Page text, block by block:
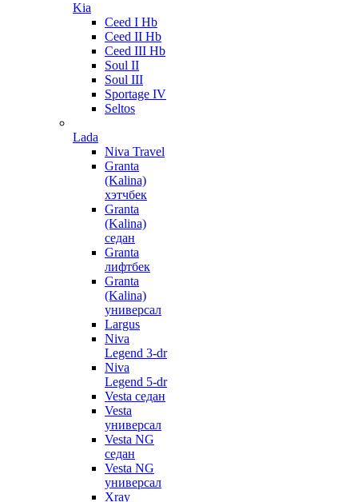
Kia
Ceed I Hb
Ceed II Hb
Ceed III Hb
Soul II
Soul III
Sportage IV
Seltos
Lada
Niva Travel
Granta
(Kalina)
хэтчбек
Granta
(Kalina)
седан
Granta
лифтбек
Granta
(Kalina)
универсал
Largus
Niva
Legend 3-dr
Niva
Legend 5-dr
Vesta седан
Vesta
универсал
Vesta NG
седан
Vesta NG
универсал
Xray